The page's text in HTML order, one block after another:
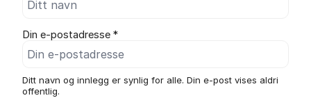
Din e-postadresse *
Ditt navn og innlegg er synlig for alle. Din e-post vises aldri
offentlig.